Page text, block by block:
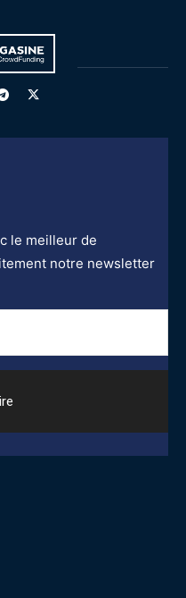
le meilleur de
notre newsletter